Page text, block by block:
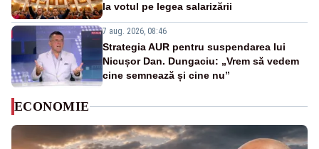
la votul pe legea salarizării
7 aug. 2026, 08:46
Strategia AUR pentru suspendarea lui
Nicușor Dan. Dungaciu: „Vrem să vedem
cine semnează și cine nu”
ECONOMIE